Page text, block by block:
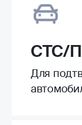
СТС/
Для